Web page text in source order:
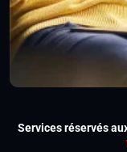
Services réservés